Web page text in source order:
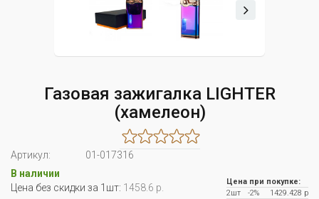
Газовая зажигалка LIGHTER
(хамелеон)
Артикул:
01-017316
В наличии
Цена без скидки за 1шт: 1458.6 р.
Цена при покупке:
2шт
-2%
1429.428 р